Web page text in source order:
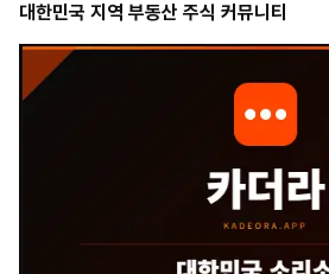
대한민국 지역 부동산 주식 커뮤니티